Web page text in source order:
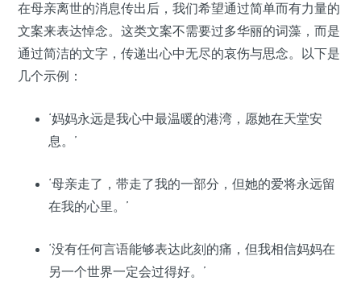
在母亲离世的消息传出后，我们希望通过简单而有力量的
文案来表达悼念。这类文案不需要过多华丽的词藻，而是
通过简洁的文字，传递出心中无尽的哀伤与思念。以下是
几个示例：
‘妈妈永远是我心中最温暖的港湾，愿她在天堂安
息。’
‘母亲走了，带走了我的一部分，但她的爱将永远留
在我的心里。’
‘没有任何言语能够表达此刻的痛，但我相信妈妈在
另一个世界一定会过得好。’